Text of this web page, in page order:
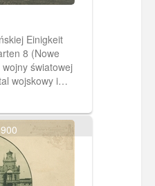
Einigkeit
8 (Nowe
światowej
wojskowy i